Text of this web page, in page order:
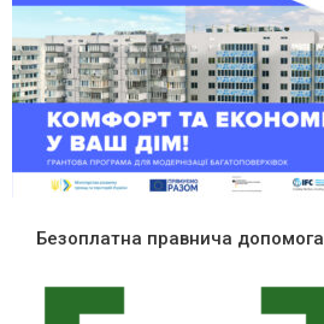
Безоплатна правнича допомога